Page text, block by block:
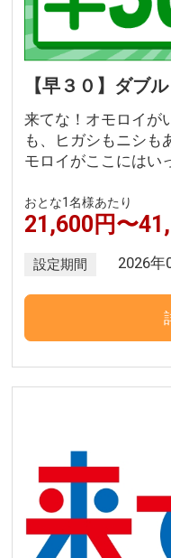
【早３０】ダ
来てな！オモロイが
も、ヒガシもニシも
モロイがここにはい
おとな1名様あたり
21,600円〜
設定期間 2026年